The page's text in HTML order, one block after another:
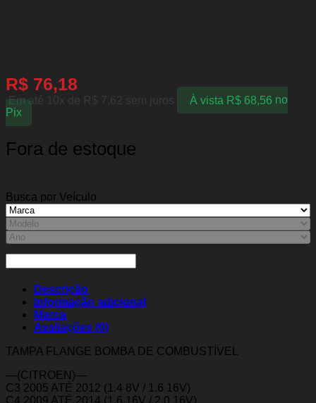
R$ 76,18
Em até 10x de R$ 7,62 sem juros À vista R$68,56 no
Pix
Fora de estoque
Busca por Veículo
Descrição
Informação adicional
Marca
Avaliações (0)
TAMPA FLANGE BOMBA DE COMBUSTÍVEL
—(CITROEN)—
C3 2005 ATÉ 2012 (1.4 8V / 1.6 16V)
C4 2009 ATÉ 2014 (1.6 16V / 2.0 16V)